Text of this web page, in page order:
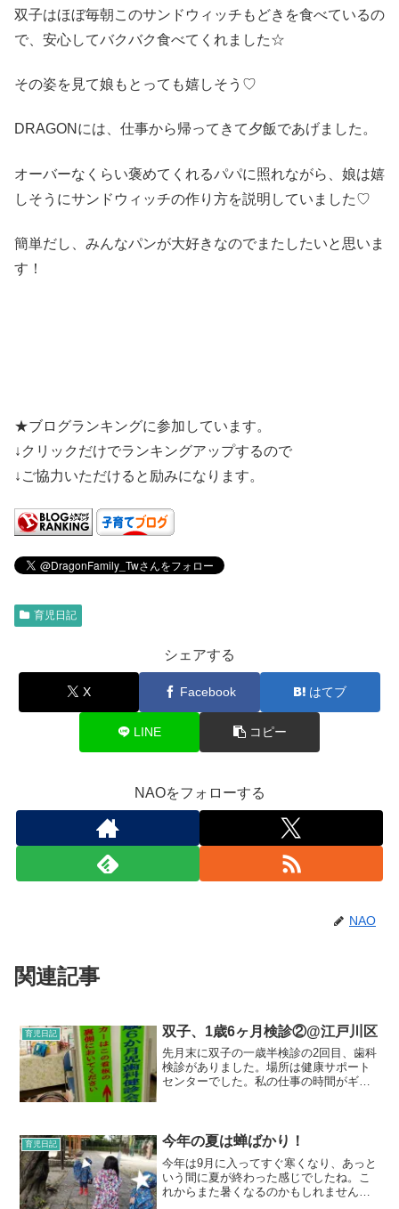
双子はほぼ毎朝このサンドウィッチもどきを食べているの
で、安心してバクバク食べてくれました☆
その姿を見て娘もとっても嬉しそう♡
DRAGONには、仕事から帰ってきて夕飯であげました。
オーバーなくらい褒めてくれるパパに照れながら、娘は嬉
しそうにサンドウィッチの作り方を説明していました♡
簡単だし、みんなパンが大好きなのでまたしたいと思いま
す！
★ブログランキングに参加しています。
↓クリックだけでランキングアップするので
↓ご協力いただけると励みになります。
育児日記
シェアする
X Facebook はてブ
LINE コピー
NAOをフォローする
NAO
関連記事
育児日記 双子、1歳6ヶ月検診②@江戸川区
先月末に双子の一歳半検診の2回目、歯科
検診がありました。場所は健康サポート
センターでした。私の仕事の時間がギリ
が会場に着くと、ちょうど...
育児日記 今年の夏は蝉ばかり！
今年は9月に入ってすぐ寒くなり、あっと
いう間に夏が終わった感じでしたね。こ
れからまた暑くなるのかもしれません